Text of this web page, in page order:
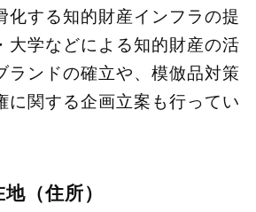
化する知的財産インフラの提
大学などによる知的財産の活
ランドの確立や、模倣品対策
に関する企画立案も行ってい
（住所）